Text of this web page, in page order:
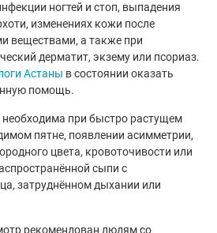
ногтей и стоп, выпадения
изменениях кожи после
веществами, а также при
дерматит, экзему или псориаз.
Астаны в состоянии оказать
помощь.
при быстро растущем
пятне, появлении асимметрии,
цвета, кровоточивости или
сыпи с
затруднённом дыхании или
рекомендован людям со